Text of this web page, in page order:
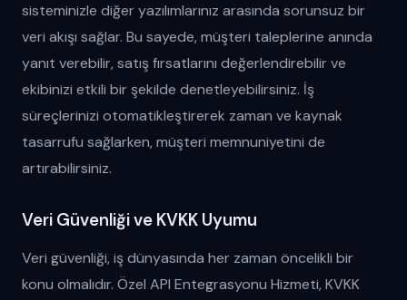
sisteminizle diğer yazılımlarınız arasında sorunsuz bir
veri akışı sağlar. Bu sayede, müşteri taleplerine anında
yanıt verebilir, satış fırsatlarını değerlendirebilir ve
ekibinizi etkili bir şekilde denetleyebilirsiniz. İş
süreçlerinizi otomatikleştirerek zaman ve kaynak
tasarrufu sağlarken, müşteri memnuniyetini de
artırabilirsiniz.
Veri Güvenliği ve KVKK Uyumu
Veri güvenliği, iş dünyasında her zaman öncelikli bir
konu olmalıdır. Özel API Entegrasyonu Hizmeti, KVKK